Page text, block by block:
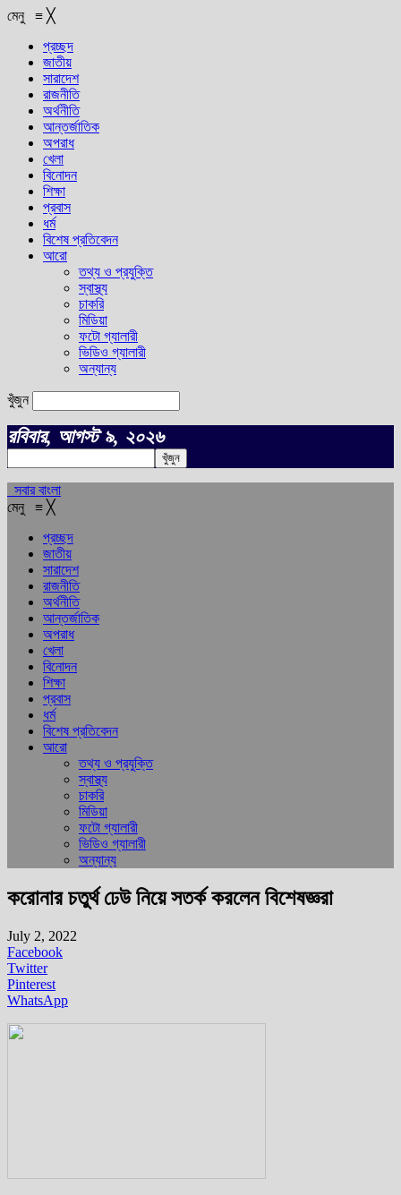
মেনু ≡ ╳
প্রচ্ছদ
জাতীয়
সারাদেশ
রাজনীতি
অর্থনীতি
আন্তর্জাতিক
অপরাধ
খেলা
বিনোদন
শিক্ষা
প্রবাস
ধর্ম
বিশেষ প্রতিবেদন
আরো
তথ্য ও প্রযুক্তি
স্বাস্থ্য
চাকরি
মিডিয়া
ফটো গ্যালারী
ভিডিও গ্যালারী
অন্যান্য
খুঁজুন
রবিবার, আগস্ট ৯, ২০২৬
সবার বাংলা
মেনু ≡ ╳
প্রচ্ছদ
জাতীয়
সারাদেশ
রাজনীতি
অর্থনীতি
আন্তর্জাতিক
অপরাধ
খেলা
বিনোদন
শিক্ষা
প্রবাস
ধর্ম
বিশেষ প্রতিবেদন
আরো
তথ্য ও প্রযুক্তি
স্বাস্থ্য
চাকরি
মিডিয়া
ফটো গ্যালারী
ভিডিও গ্যালারী
অন্যান্য
করোনার চতুর্থ ঢেউ নিয়ে সতর্ক করলেন বিশেষজ্ঞরা
July 2, 2022
Facebook
Twitter
Pinterest
WhatsApp